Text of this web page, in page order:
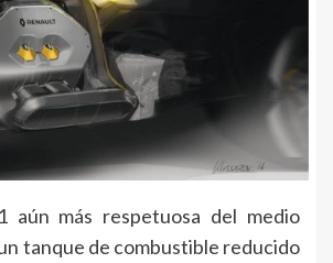
aún más respetuosa del medio
tanque de combustible reducido